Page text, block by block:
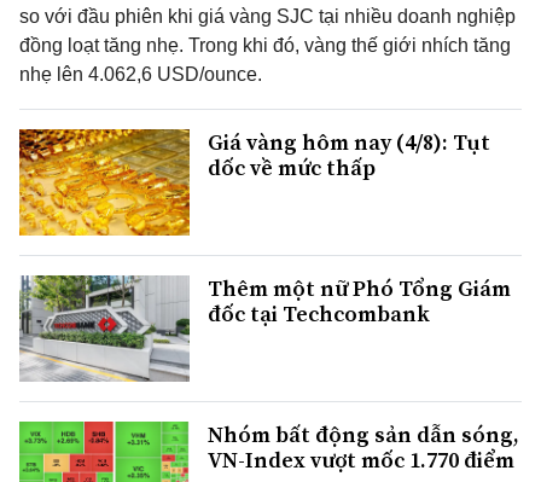
so với đầu phiên khi giá vàng SJC tại nhiều doanh nghiệp
đồng loạt tăng nhẹ. Trong khi đó, vàng thế giới nhích tăng
nhẹ lên 4.062,6 USD/ounce.
Giá vàng hôm nay (4/8): Tụt
dốc về mức thấp
Thêm một nữ Phó Tổng Giám
đốc tại Techcombank
Nhóm bất động sản dẫn sóng,
VN-Index vượt mốc 1.770 điểm